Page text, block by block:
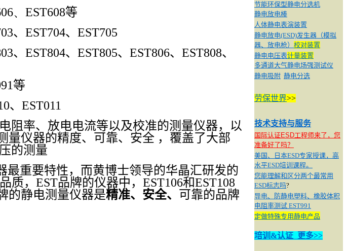
、EST608等
、 EST704、 EST705
、 EST804、 EST805、 EST806、 EST808、
等
、 EST011
阻率、放电电流等以及校准的测量仪器，以
量仪器的精度、可靠、安全 ，覆盖了大部
的测量
最重要特性，而黄博士领导的华晶汇研发的
质， EST品牌的仪器中， EST106和EST108
的静电测量仪器是精准、安全、 可靠的品牌
节能环保型静电分选机
静电放电棒
人体静电表演装置
静电放电(ESD)发生器（模拟
器、放电枪） 校对装置
静电电压表计量装置
多通道大气静电场强测试仪
静电吸附 静电分选
劳保世界>>
技术支持与服务
国际认证ESD工程师来了，您
准备好了吗？
美国、日本ESD专家授课，高
水平ESD培训课程。
您能理解和区分两个最常用
ESD标志吗?
导电、防静电塑料、橡胶体积
电阻率测试 EST991
定做特殊专用静电产品
培训&认证 更多>>